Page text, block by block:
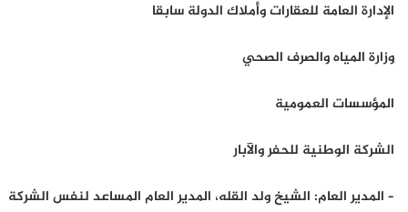
الإدارة العامة للعقارات وأملاك الدولة سابقا
وزارة المياه والصرف الصحي
المؤسسات العمومية
الشركة الوطنية للحفر والآبار
– المدير العام: الشيخ ولد القله، المدير العام المساعد لنفس الشركة